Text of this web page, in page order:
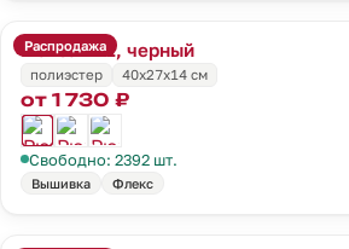
Распродажа
Рюкзак B1, черный
полиэстер
40х27х14 см
от 1 730 ₽
Свободно: 2392 шт.
Вышивка Флекс